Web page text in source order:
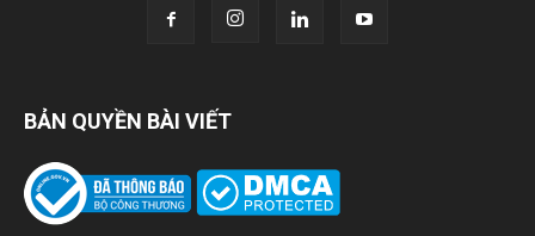
BẢN QUYỀN BÀI VIẾT